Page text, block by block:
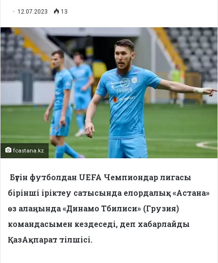
12.07.2023 13
fcastana.kz
Бүгін футболдан UEFA Чемпиондар лигасы
бірінші іріктеу сатысында елордалық «Астана»
өз алаңында «Динамо Тбилиси» (Грузия)
командасымен кездеседі, деп хабарлайды
ҚазАқпарат тілшісі.